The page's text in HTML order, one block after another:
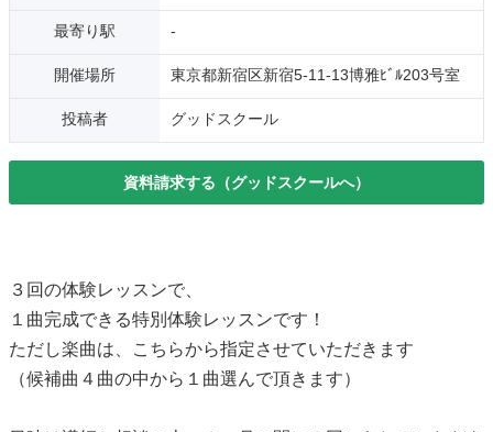
最寄り駅 -
開催場所 東京都新宿区新宿5-11-13博雅ﾋﾞﾙ203号室
投稿者 グッドスクール
資料請求する（グッドスクールへ）
３回の体験レッスンで、
１曲完成できる特別体験レッスンです！
ただし楽曲は、こちらから指定させていただきます
（候補曲４曲の中から１曲選んで頂きます）